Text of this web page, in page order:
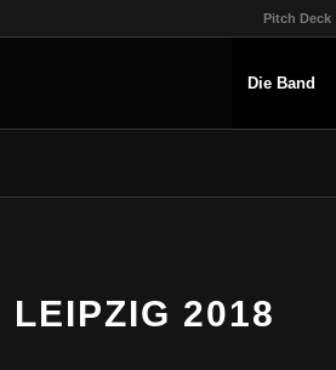
Pitch Deck
Die Band
2018